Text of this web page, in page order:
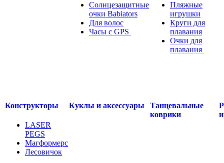
Солнцезащитные
очки Babiators
Для волос
Часы с GPS
Пляжные
игрушки
Круги для
плавания
Очки для
плавания
Конструкторы
LASER
PEGS
Магформерс
Лесовичок
Куклы и аксессуары
Танцевальные
коврики